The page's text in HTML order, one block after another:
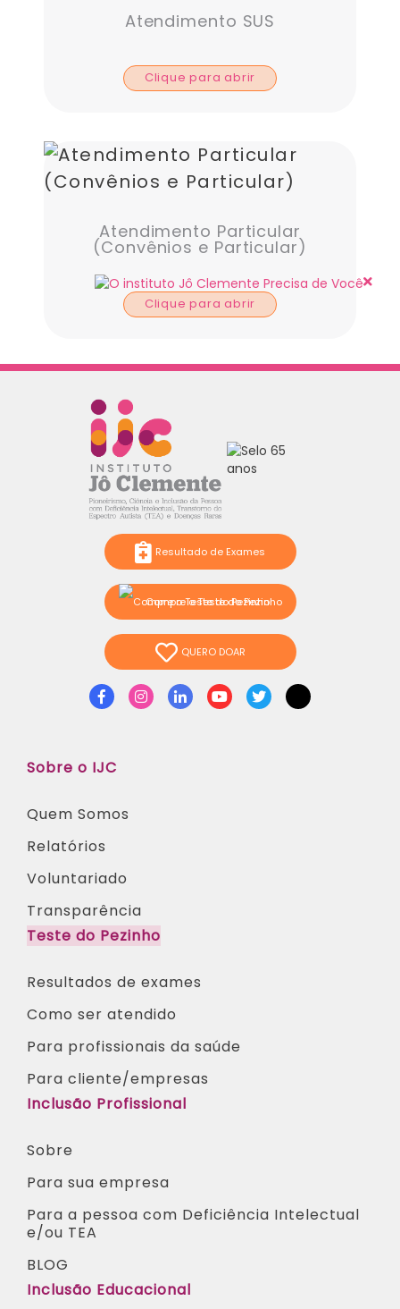
Atendimento SUS
Clique para abrir
Atendimento Particular
(Convênios e Particular)
Clique para abrir
Resultado de Exames
Compre o Teste do Pezinho
QUERO DOAR
FacebookInstagram
LinkedinYoutubeTwitterTikTok
Sobre o IJC
Quem Somos
Relatórios
Voluntariado
Transparência
Teste do Pezinho
Resultados de exames
Como ser atendido
Para profissionais da saúde​
Para cliente/empresas
Inclusão Profissional
Sobre
Para sua empresa
Para a pessoa com Deficiência Intelectual
e/ou TEA​
BLOG
Inclusão Educacional